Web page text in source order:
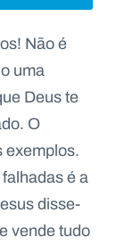
Não é
uma
Deus te
O
exemplos.
é a
disse-
vende tudo